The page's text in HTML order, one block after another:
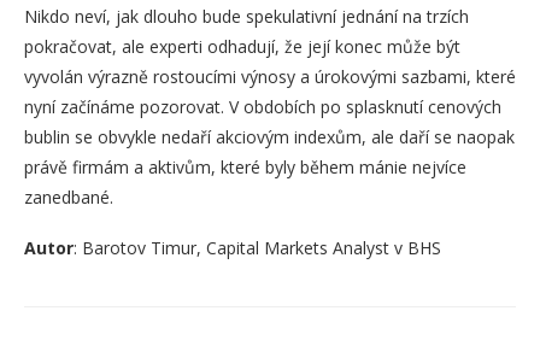
Nikdo neví, jak dlouho bude spekulativní jednání na trzích
pokračovat, ale experti odhadují, že její konec může být
vyvolán výrazně rostoucími výnosy a úrokovými sazbami, které
nyní začínáme pozorovat. V obdobích po splasknutí cenových
bublin se obvykle nedaří akciovým indexům, ale daří se naopak
právě firmám a aktivům, které byly během mánie nejvíce
zanedbané.
Autor: Barotov Timur, Capital Markets Analyst v BHS